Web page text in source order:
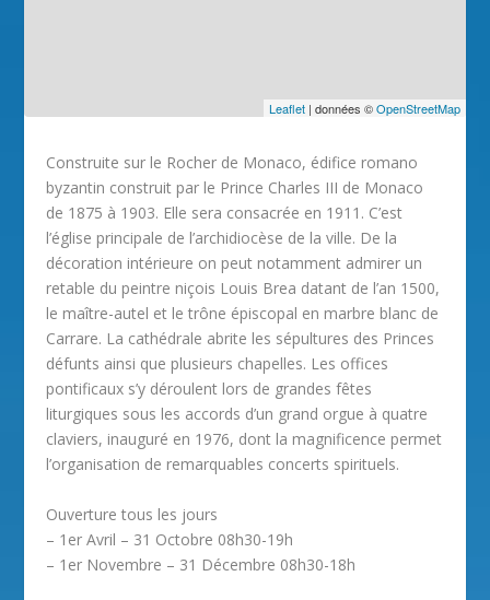
Leaflet| données ©OpenStreetMap
Construite sur le Rocher de Monaco, édifice romano
byzantin construit par le Prince Charles III de Monaco
de 1875 à 1903. Elle sera consacrée en 1911. C’est
l’église principale de l’archidiocèse de la ville. De la
décoration intérieure on peut notamment admirer un
retable du peintre niçois Louis Brea datant de l’an 1500,
le maître-autel et le trône épiscopal en marbre blanc de
Carrare. La cathédrale abrite les sépultures des Princes
défunts ainsi que plusieurs chapelles. Les offices
pontificaux s’y déroulent lors de grandes fêtes
liturgiques sous les accords d’un grand orgue à quatre
claviers, inauguré en 1976, dont la magnificence permet
l’organisation de remarquables concerts spirituels.
Ouverture tous les jours
– 1er Avril – 31 Octobre 08h30-19h
– 1er Novembre – 31 Décembre 08h30-18h